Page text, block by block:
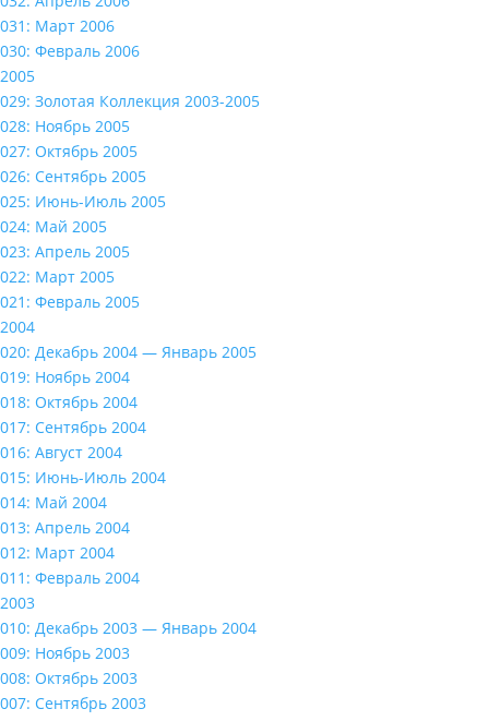
031: Март 2006
030: Февраль 2006
2005
029: Золотая Коллекция 2003-2005
028: Ноябрь 2005
027: Октябрь 2005
026: Сентябрь 2005
025: Июнь-Июль 2005
024: Май 2005
023: Апрель 2005
022: Март 2005
021: Февраль 2005
2004
020: Декабрь 2004 — Январь 2005
019: Ноябрь 2004
018: Октябрь 2004
017: Сентябрь 2004
016: Август 2004
015: Июнь-Июль 2004
014: Май 2004
013: Апрель 2004
012: Март 2004
011: Февраль 2004
2003
010: Декабрь 2003 — Январь 2004
009: Ноябрь 2003
008: Октябрь 2003
007: Сентябрь 2003